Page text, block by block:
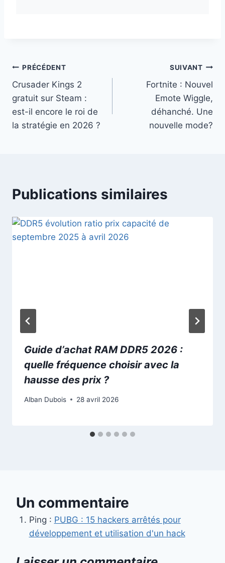
Navigation
de
l’article
PRÉCÉDENT
Crusader Kings 2
gratuit sur Steam :
est-il encore le roi de
la stratégie en 2026 ?
SUIVANT
Fortnite : Nouvel
Emote Wiggle,
déhanché. Une
nouvelle mode?
Publications similaires
Guide d’achat RAM DDR5 2026 :
quelle fréquence choisir avec la
hausse des prix ?
Alban Dubois 28 avril 2026
Un commentaire
Ping : PUBG : 15 hackers arrêtés pour
développement et utilisation d'un hack